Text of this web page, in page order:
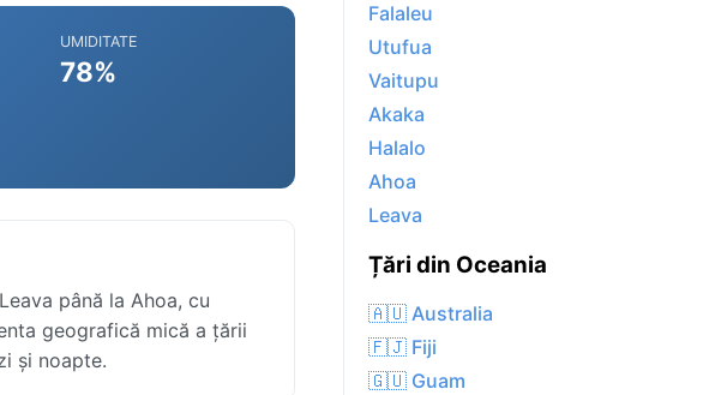
UMIDITATE
78%
până la Ahoa, cu
geografică mică a țării
și noapte.
Falaleu
Utufua
Vaitupu
Akaka
Halalo
Ahoa
Leava
Țări din Oceania
🇦🇺 Australia
🇫🇯 Fiji
🇬🇺 Guam